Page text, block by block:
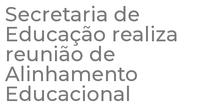
Secretaria de
Educação realiza
reunião de
Alinhamento
Educacional